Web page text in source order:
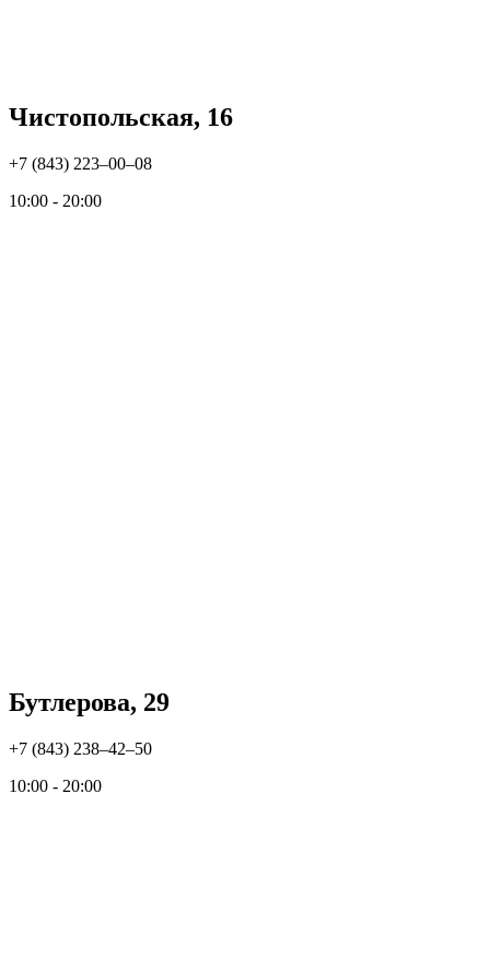
Чистопольская, 16
+7 (843) 223‒00‒08
10:00 - 20:00
Бутлерова, 29
+7 (843) 238‒42‒50
10:00 - 20:00